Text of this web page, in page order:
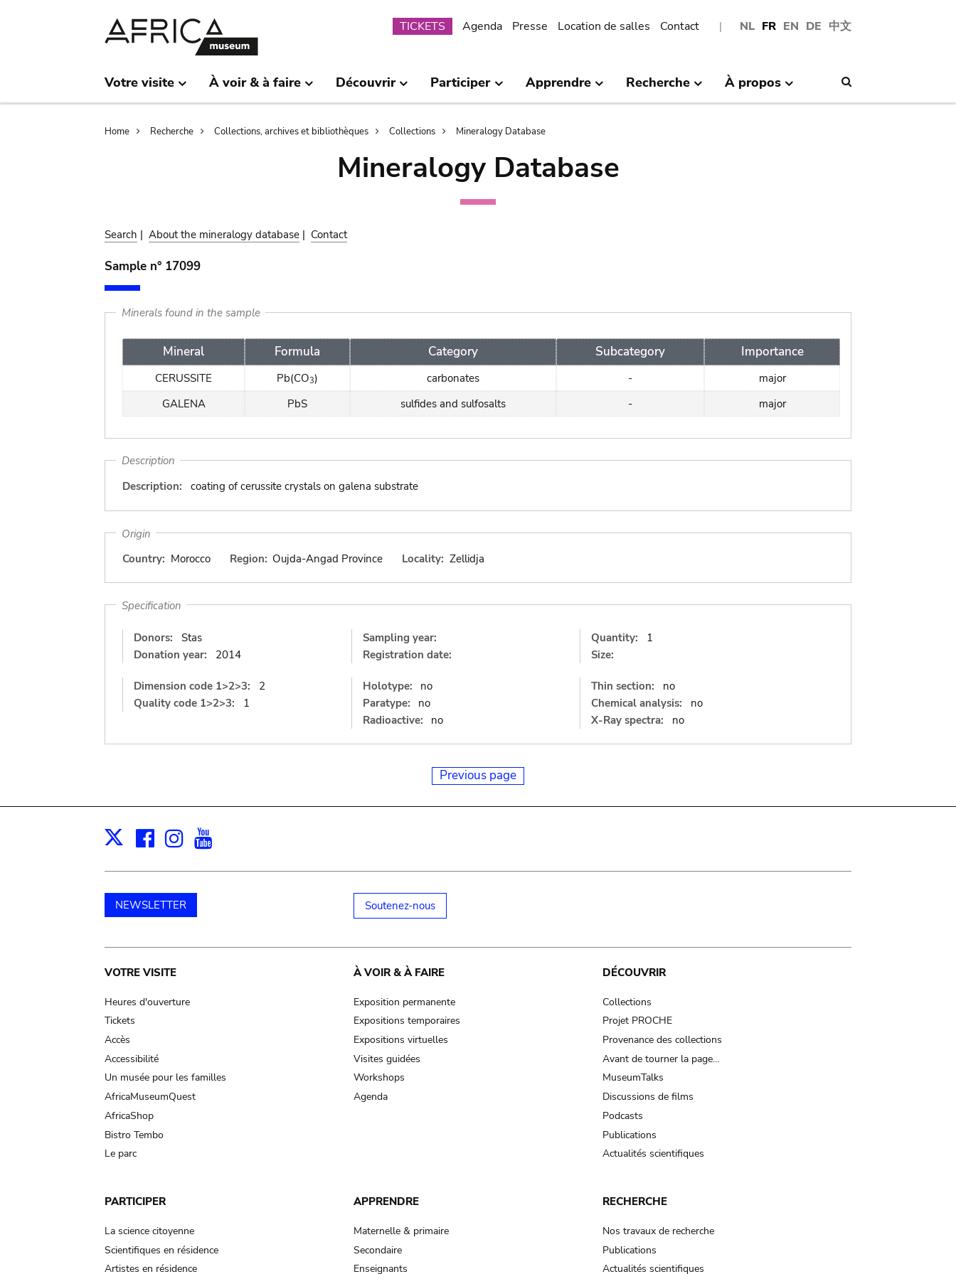
NL FR EN DE 中文
Submenu
TICKETS Agenda Presse Location de salles Contact
Votre visite À voir & à faire Découvrir Participer Apprendre Recherche À propos
Breadcrumb
Home Recherche Collections, archives et bibliothèques Collections Mineralogy Database
Mineralogy Database
Search | About the mineralogy database | Contact
Sample n° 17099
Minerals found in the sample
Mineral Formula Category Subcategory Importance
CERUSSITE Pb(CO3) carbonates -
major
GALENA
PbS sulfides and sulfosalts - major
Description
Description:
coating of cerussite crystals on galena substrate
Origin
Country: Morocco Region: Oujda-Angad Province Locality: Zellidja
Specification
Donors:
Stas
Donation year:
2014
Sampling year:
Registration date:
Quantity:
1
Size:
Dimension code 1>2>3:
2
Quality code 1>2>3:
1
Holotype:
no
Paratype:
no
Radioactive:
no
Thin section:
no
Chemical analysis:
no
X-Ray spectra:
no
Previous page
X Facebook
Instagram
NEWSLETTER Soutenez-nous
Main
navigation
VOTRE VISITE
Heures d'ouverture
Tickets
Accès
Accessibilité
Un musée pour les familles
AfricaMuseumQuest
AfricaShop
Bistro Tembo
Le parc
À VOIR & À FAIRE
Exposition permanente
Expositions temporaires
Expositions virtuelles
Visites guidées
Workshops
Agenda
DÉCOUVRIR
Collections
Projet PROCHE
Provenance des collections
Avant de tourner la page…
MuseumTalks
Discussions de films
Podcasts
Publications
Actualités scientifiques
PARTICIPER
La science citoyenne
Scientifiques en résidence
Artistes en résidence
APPRENDRE
Maternelle & primaire
Secondaire
Enseignants
RECHERCHE
Nos travaux de recherche
Publications
Actualités scientifiques